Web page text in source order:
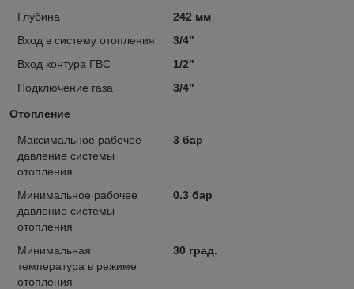
Глубина
242 мм
Вход в систему отопления
3/4"
Вход контура ГВС
1/2"
Подключение газа
3/4"
Отопление
Максимальное рабочее
давление системы
отопления
3 бар
Минимальное рабочее
давление системы
отопления
0.3 бар
Минимальная
температура в режиме
отопления
30 град.